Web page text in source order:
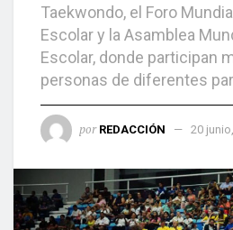
Taekwondo, el Foro
Escolar y la Asamblea
Escolar, donde participan
personas de diferentes
por REDACCIÓN 20